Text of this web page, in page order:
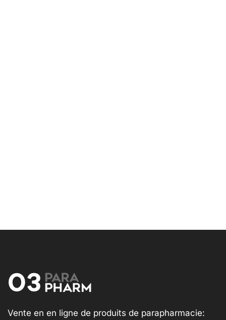
Vente en en ligne de produits de parapharmacie: